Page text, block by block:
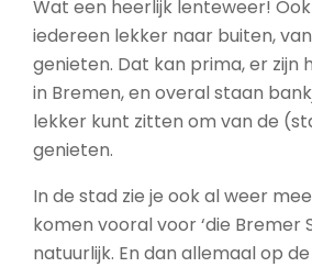
Wat een heerlijk lenteweer!
iedereen lekker naar buiten,
genieten. Dat kan prima, er zijn
in Bremen, en overal staan
lekker kunt zitten om van de
genieten.
In de stad zie je ook al weer
komen vooral voor ‘die Bremer
natuurlijk. En dan allemaal op